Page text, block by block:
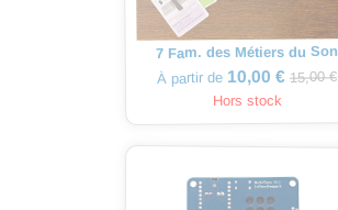
7 Fam. des Métiers du Son
À partir de 10,00 € 15,00 €
Hors stock